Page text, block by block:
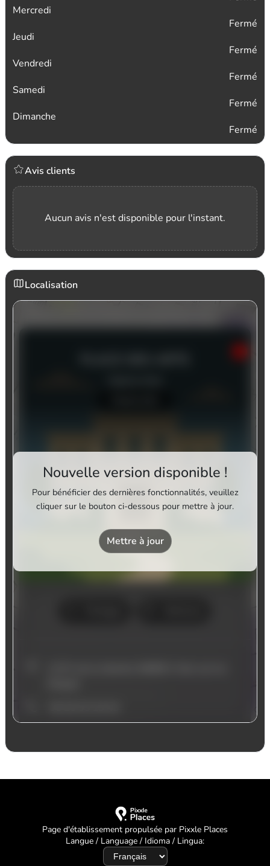
Mercredi
Fermé
Jeudi
Fermé
Vendredi
Fermé
Samedi
Fermé
Dimanche
Fermé
Avis clients
Aucun avis n'est disponible pour l'instant.
Localisation
Page d'établissement propulsée par Pixxle Places
Langue / Language / Idioma / Lingua: